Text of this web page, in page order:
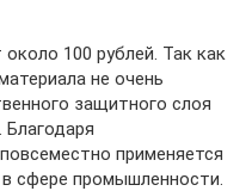
100 рублей. Так как
не очень
защитного слоя
применяется
сфере промышленности.